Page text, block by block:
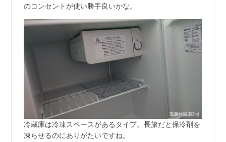
のコンセントが使い勝手良いかな。
冷蔵庫は冷凍スペースがあるタイプ。長旅だと保冷剤を
凍らせるのにありがたいですね。